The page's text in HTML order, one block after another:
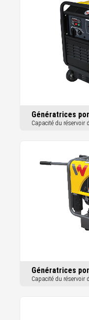
Génératrices
Capacité du réservoir
Génératrices
Capacité du réservoir